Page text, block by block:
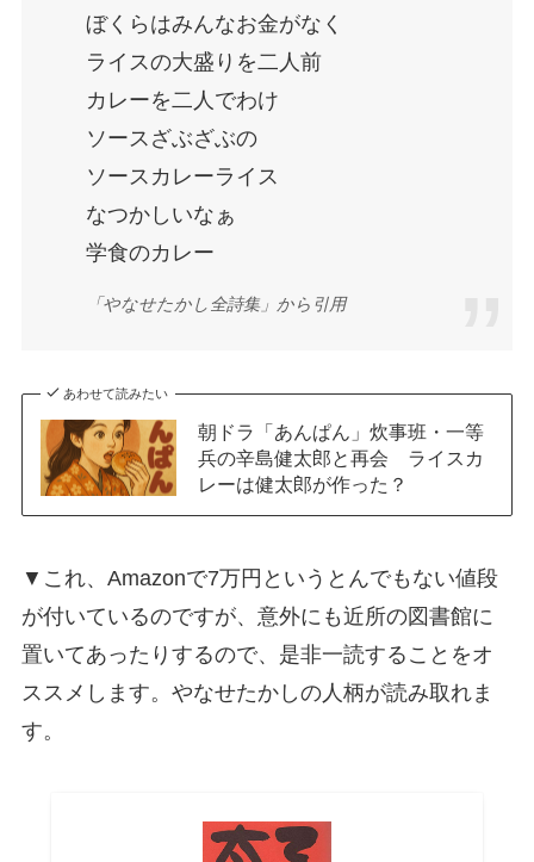
ぼくらはみんなお金がなく
ライスの大盛りを二人前
カレーを二人でわけ
ソースざぶざぶの
ソースカレーライス
なつかしいなぁ
学食のカレー
「やなせたかし全詩集」から引用
あわせて読みたい
朝ドラ「あんぱん」炊事班・一等
兵の辛島健太郎と再会 ライスカ
レーは健太郎が作った？
▼これ、Amazonで7万円というとんでもない値段
が付いているのですが、意外にも近所の図書館に
置いてあったりするので、是非一読することをオ
ススメします。やなせたかしの人柄が読み取れま
す。